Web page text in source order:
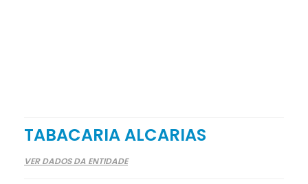
TABACARIA ALCARIAS
VER DADOS DA ENTIDADE